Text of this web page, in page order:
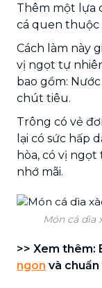
Thêm một lựa
cá quen thuộc
Cách làm này
vị ngọt tự
bao gồm:
chút tiêu.
Trông có vẻ
lại có sức hấp
hòa, có vị
nhớ mãi.
Món cá dìa
>> Xem thêm:
ngon và chuẩn